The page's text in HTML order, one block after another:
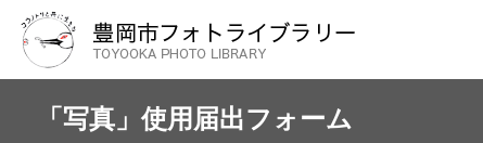
「写真」使用届出フォーム